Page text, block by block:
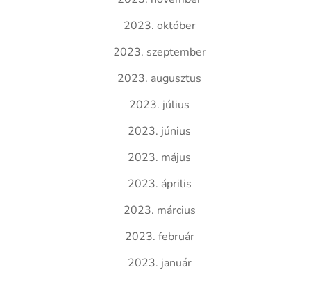
2023. október
2023. szeptember
2023. augusztus
2023. július
2023. június
2023. május
2023. április
2023. március
2023. február
2023. január